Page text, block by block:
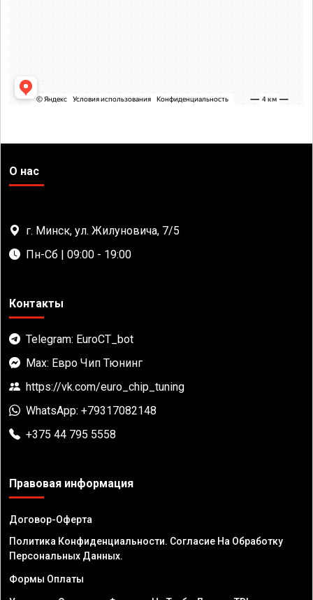
О нас
г. Минск, ул. Жилуновича, 7/5
Пн-Сб | 09:00 - 19:00
Контакты
Telegram: EuroCT_bot
Max: Евро Чип Тюнинг
https://vk.com/euro_chip_tuning
WhatsApp: +79317082148
+375 44 795 5558
Правовая информация
Договор-Оферта
Политика Конфиденциальности. Согласие На Обработку
Персональных Данных.
Формы Оплаты